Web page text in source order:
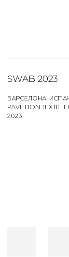
SWAB 2023
БАРСЕЛОНА,
PAVILLION TEXTIL.
2023